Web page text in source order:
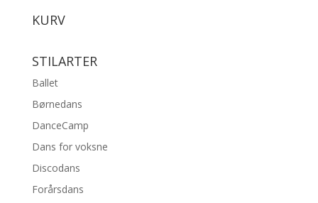
KURV
STILARTER
Ballet
Børnedans
DanceCamp
Dans for voksne
Discodans
Forårsdans